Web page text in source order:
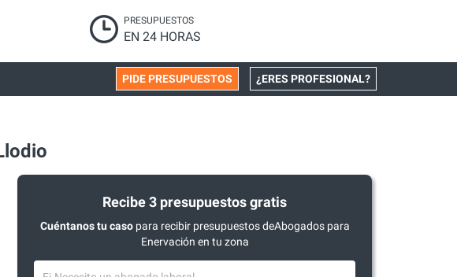
PRESUPUESTOS
EN 24 HORAS
¿ERES PROFESIONAL?
PIDE PRESUPUESTOS
Recibe 3 presupuestos gratis
Cuéntanos tu casopara recibir presupuestos deAbogados para
Enervación en tu zona